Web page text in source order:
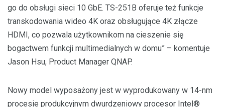
go do obsługi sieci 10 GbE. TS-251B oferuje też funkcje
transkodowania wideo 4K oraz obsługujące 4K złącze
HDMI, co pozwala użytkownikom na cieszenie się
bogactwem funkcji multimedialnych w domu” – komentuje
Jason Hsu, Product Manager QNAP.
Nowy model wyposażony jest w wyprodukowany w 14-nm
procesie produkcyjnym dwurdzeniowy procesor Intel®